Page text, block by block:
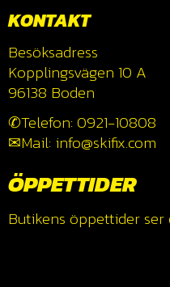
KONTAKT
Besöksadress
Kopplingsvägen 10 A
96138 Boden
✆Telefon: 0921-10808
✉Mail: info@skifix.com
ÖPPETTIDER
Butikens öppettider